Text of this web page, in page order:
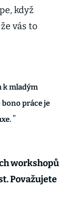
když
vás to
k mladým
práce je
workshopů
Považujete